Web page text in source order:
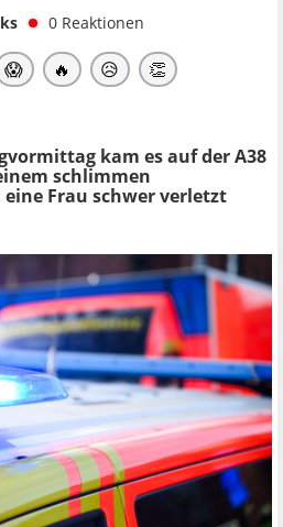
0 Reaktionen
😱 🔥 😥 👏
kam es auf der A38
schlimmen
eine Frau schwer verletzt